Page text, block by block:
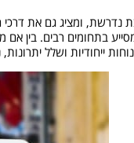
ומציג גם את דרכי
בתחומים רבים. בין
ייחודיות ושלל